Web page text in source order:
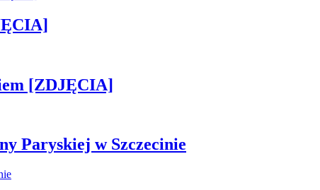
[ZDJĘCIA]
Paryskiej w Szczecinie